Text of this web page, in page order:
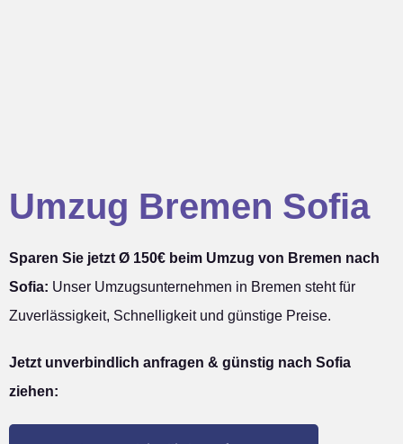
Umzug Bremen Sofia
Sparen Sie jetzt Ø 150€ beim Umzug von Bremen nach
Sofia: Unser Umzugsunternehmen in Bremen steht für
Zuverlässigkeit, Schnelligkeit und günstige Preise.
Jetzt unverbindlich anfragen & günstig nach Sofia
ziehen: